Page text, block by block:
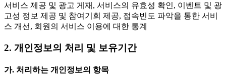
서비스 제공 및 광고 게재, 서비스의 유효성 확인, 이벤트 및 광
고성 정보 제공 및 참여기회 제공, 접속빈도 파악을 통한 서비
스 개선, 회원의 서비스 이용에 대한 통계
2. 개인정보의 처리 및 보유기간
가. 처리하는 개인정보의 항목